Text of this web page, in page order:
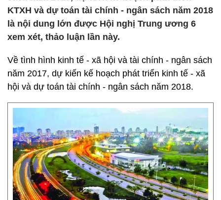
KTXH và dự toán tài chính - ngân sách năm 2018
là nội dung lớn được Hội nghị Trung ương 6
xem xét, thảo luận lần này.
Về tình hình kinh tế - xã hội và tài chính - ngân sách
năm 2017, dự kiến kế hoạch phát triển kinh tế - xã
hội và dự toán tài chính - ngân sách năm 2018.